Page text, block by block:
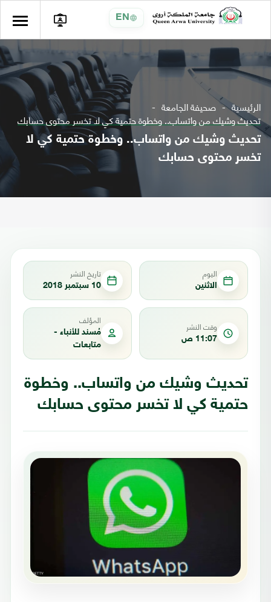
EN
الرئيسية صحيفة الجامعة
تحديث وشيك من واتساب.. وخطوة حتمية كي لا تخسر محتوى حسابك
تحديث وشيك من واتساب.. وخطوة حتمية كي لا
تخسر محتوى حسابك
اليوم
الاثنين
تاريخ النشر
10 سبتمبر 2018
وقت النشر
11:07 ص
المؤلف
مُسند للأنباء -
متابعات
تحديث وشيك من واتساب.. وخطوة
حتمية كي لا تخسر محتوى حسابك